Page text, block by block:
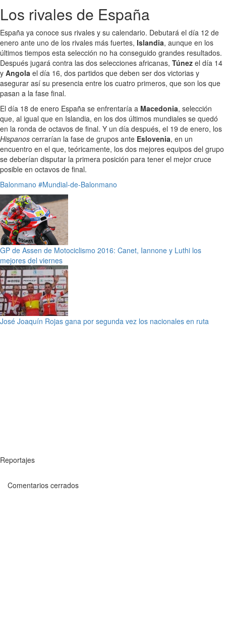
Los rivales de España
España ya conoce sus rivales y su calendario. Debutará el día 12 de
enero ante uno de los rivales más fuertes, Islandia, aunque en los
últimos tiempos esta selección no ha conseguido grandes resultados.
Después jugará contra las dos selecciones africanas, Túnez el día 14
y Angola el día 16, dos partidos que deben ser dos victorias y
asegurar así su presencia entre los cuatro primeros, que son los que
pasan a la fase final.
El día 18 de enero España se enfrentaría a Macedonia, selección
que, al igual que en Islandia, en los dos últimos mundiales se quedó
en la ronda de octavos de final. Y un día después, el 19 de enero, los
Hispanos cerrarían la fase de grupos ante Eslovenia, en un
encuentro en el que, teóricamente, los dos mejores equipos del grupo
se deberían disputar la primera posición para tener el mejor cruce
posible en octavos de final.
Balonmano #Mundial-de-Balonmano
GP de Assen de Motociclismo 2016: Canet, Iannone y Luthi los
mejores del viernes
José Joaquín Rojas gana por segunda vez los nacionales en ruta
Reportajes
Comentarios cerrados